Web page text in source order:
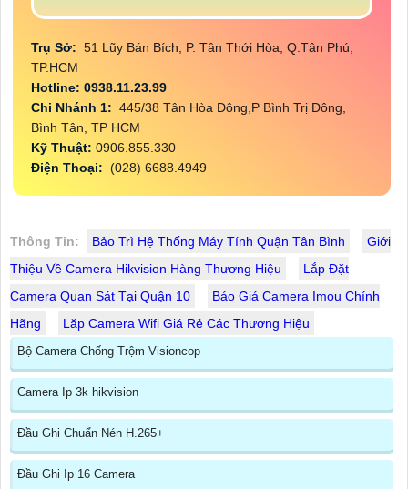
Trụ Sở: 51 Lũy Bán Bích, P. Tân Thới Hòa, Q.Tân Phú,
TP.HCM
Hotline: 0938.11.23.99
Chi Nhánh 1: 445/38 Tân Hòa Đông,P Bình Trị Đông,
Bình Tân, TP HCM
Kỹ Thuật: 0906.855.330
Điện Thoại: (028) 6688.4949
Thông Tin: Bảo Trì Hệ Thống Máy Tính Quận Tân Bình
Giới
Thiệu Về Camera Hikvision Hàng Thương Hiệu
Lắp Đặt
Camera Quan Sát Tại Quận 10
Báo Giá Camera Imou Chính
Hãng
Lăp Camera Wifi Giá Rẻ Các Thương Hiệu
Bộ Camera Chống Trộm Visioncop
Camera Ip 3k hikvision
Đầu Ghi Chuẩn Nén H.265+
Đầu Ghi Ip 16 Camera